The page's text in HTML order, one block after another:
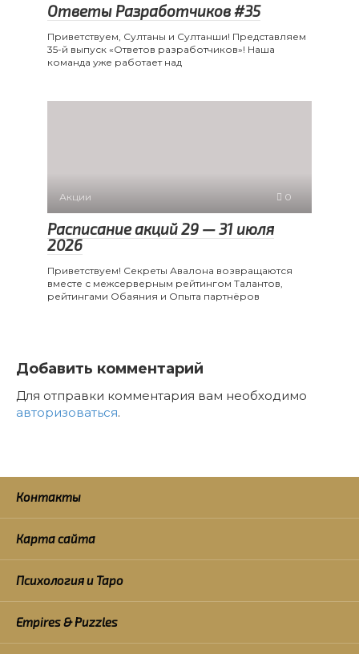
Ответы Разработчиков #35
Приветствуем, Султаны и Султанши! Представляем
35-й выпуск «Ответов разработчиков»! Наша
команда уже работает над
Акции 0
Расписание акций 29 — 31 июля
2026
Приветствуем! Секреты Авалона возвращаются
вместе с межсерверным рейтингом Талантов,
рейтингами Обаяния и Опыта партнёров
Добавить комментарий
Для отправки комментария вам необходимо
авторизоваться.
Контакты
Карта сайта
Психология и Таро
Empires & Puzzles